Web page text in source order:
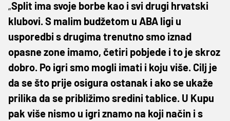
„Split ima svoje borbe kao i svi drugi hrvatski
klubovi. S malim budžetom u ABA ligi u
usporedbi s drugima trenutno smo iznad
opasne zone imamo, četiri pobjede i to je skroz
dobro. Po igri smo mogli imati i koju više. Cilj je
da se što prije osigura ostanak i ako se ukaže
prilika da se približimo sredini tablice. U Kupu
pak više nismo u igri znamo na koji način i s